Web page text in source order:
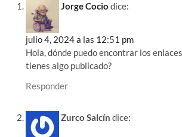
Jorge Cocio dice:
julio 4, 2024 a las 12:51 pm
Hola, dónde puedo encontrar los
tienes algo publicado?
Responder
Zurco Salcín dice: